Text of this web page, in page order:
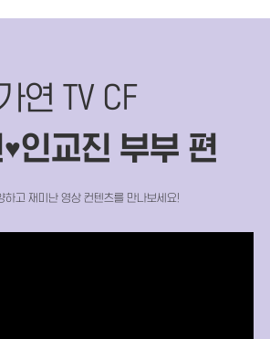
연 TV CF
♥인교진 부부 편
하고 재미난 영상 컨텐츠를 만나보세요!